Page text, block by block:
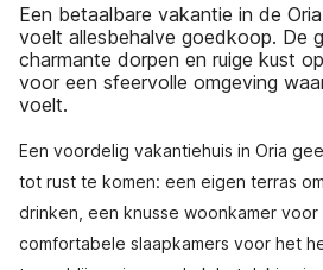
Een betaalbare vakantie in de
voelt allesbehalve goedkoop. De
charmante dorpen en ruige kust
voor een sfeervolle omgeving
voelt.
Een voordelig vakantiehuis in Oria
tot rust te komen: een eigen terras
drinken, een knusse woonkamer
comfortabele slaapkamers voor het